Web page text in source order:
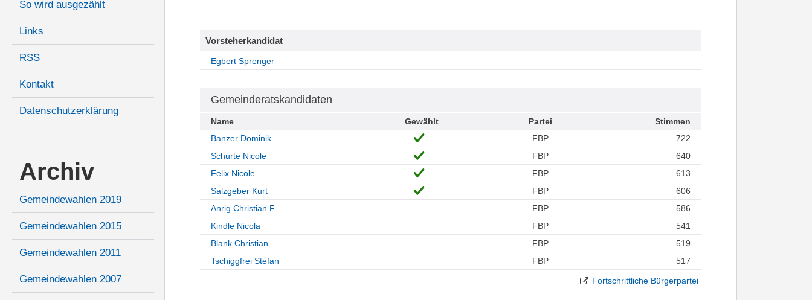
So wird ausgezählt
Links
RSS
Kontakt
Datenschutzerklärung
Archiv
Gemeindewahlen 2019
Gemeindewahlen 2015
Gemeindewahlen 2011
Gemeindewahlen 2007
Vorsteherkandidat
Egbert Sprenger
Gemeinderatskandidaten
Name Gewählt Partei
Stimmen
Banzer Dominik
FBP
722
Schurte Nicole
FBP
640
Felix Nicole
FBP
613
Salzgeber Kurt
FBP
606
Anrig Christian F.
FBP
586
Kindle Nicola
FBP
541
Blank Christian
FBP
519
Tschiggfrei Stefan
FBP 517
Fortschrittliche Bürgerpartei